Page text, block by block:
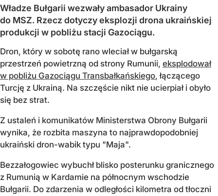
Władze Bułgarii wezwały ambasador Ukrainy
do MSZ. Rzecz dotyczy eksplozji drona ukraińskiej
produkcji w pobliżu stacji Gazociągu.
Dron, który w sobotę rano wleciał w bułgarską
przestrzeń powietrzną od strony Rumunii, eksplodował
w pobliżu Gazociągu Transbałkańskiego, łączącego
Turcję z Ukrainą. Na szczęście nikt nie ucierpiał i obyło
się bez strat.
Z ustaleń i komunikatów Ministerstwa Obrony Bułgarii
wynika, że rozbita maszyna to najprawdopodobniej
ukraiński dron-wabik typu "Maja".
Bezzałogowiec wybuchł blisko posterunku granicznego
z Rumunią w Kardamie na północnym wschodzie
Bułgarii. Do zdarzenia w odległości kilometra od tłoczni